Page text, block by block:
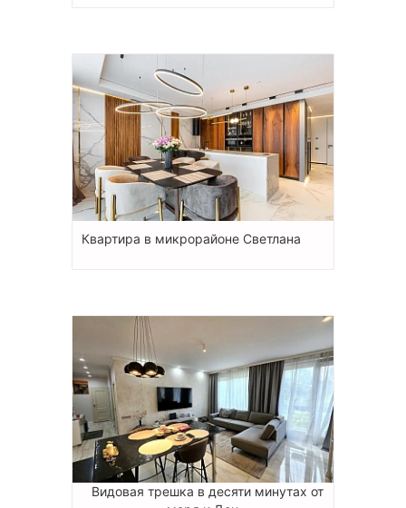
Квартира в микрорайоне Светлана
Видовая трешка в десяти минутах от